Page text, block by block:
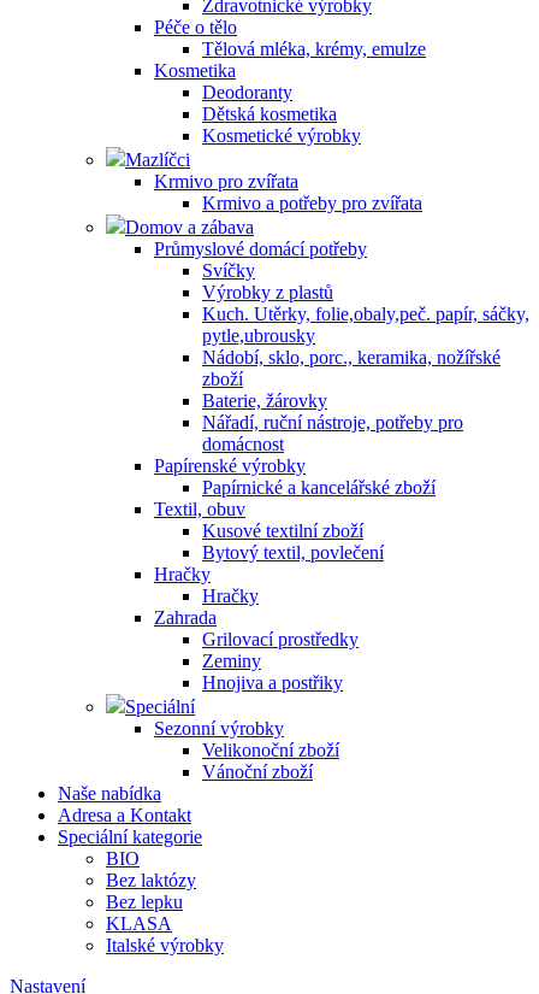
Zdravotnické výrobky
Péče o tělo
Tělová mléka, krémy, emulze
Kosmetika
Deodoranty
Dětská kosmetika
Kosmetické výrobky
Mazlíčci
Krmivo pro zvířata
Krmivo a potřeby pro zvířata
Domov a zábava
Průmyslové domácí potřeby
Svíčky
Výrobky z plastů
Kuch. Utěrky, folie,obaly,peč. papír, sáčky,
pytle,ubrousky
Nádobí, sklo, porc., keramika, nožířské
zboží
Baterie, žárovky
Nářadí, ruční nástroje, potřeby pro
domácnost
Papírenské výrobky
Papírnické a kancelářské zboží
Textil, obuv
Kusové textilní zboží
Bytový textil, povlečení
Hračky
Hračky
Zahrada
Grilovací prostředky
Zeminy
Hnojiva a postřiky
Speciální
Sezonní výrobky
Velikonoční zboží
Vánoční zboží
Naše nabídka
Adresa a Kontakt
Speciální kategorie
BIO
Bez laktózy
Bez lepku
KLASA
Italské výrobky
Nastavení